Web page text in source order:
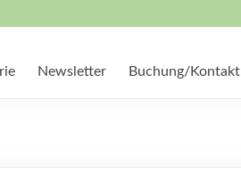
Newsletter Buchung/Kontakt